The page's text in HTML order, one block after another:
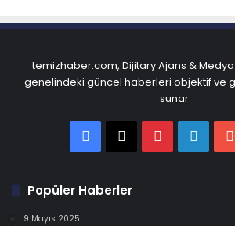
temizhaber.com, Dijitary Ajans &
genelindeki güncel haberleri objektif ve
sunar.
Facebook
X Pinterest
Popüler Haberler
9 Mayıs 2025